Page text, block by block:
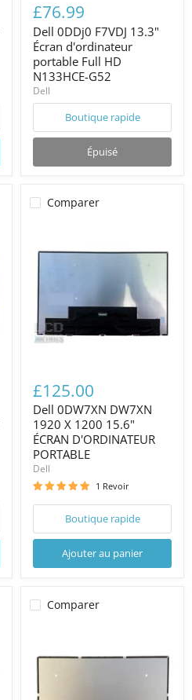
£76.99
Dell 0DDj0 F7VDJ 13.3"
Écran d'ordinateur
portable Full HD
N133HCE-G52
Dell
Boutique rapide
Épuisé
Comparer
£125.00
Dell 0DW7XN DW7XN
1920 X 1200 15.6"
ÉCRAN D'ORDINATEUR
PORTABLE
Dell
1 Revoir
Boutique rapide
Ajouter au panier
Comparer